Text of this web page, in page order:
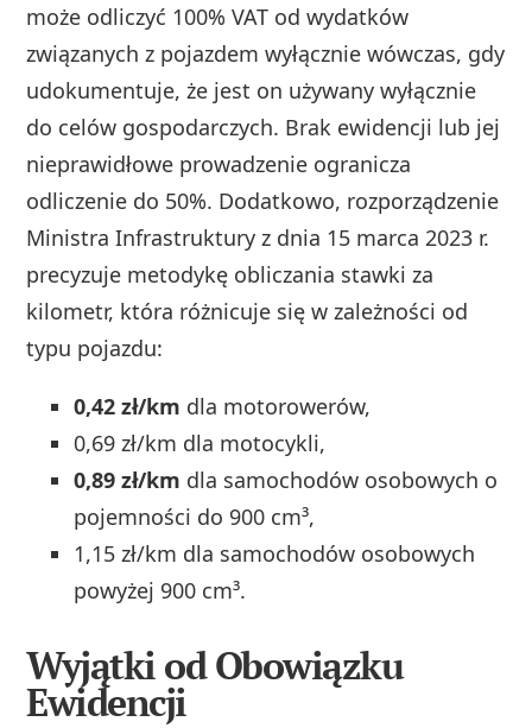
może odliczyć 100% VAT od wydatków
związanych z pojazdem wyłącznie wówczas, gdy
udokumentuje, że jest on używany wyłącznie
do celów gospodarczych. Brak ewidencji lub jej
nieprawidłowe prowadzenie ogranicza
odliczenie do 50%. Dodatkowo, rozporządzenie
Ministra Infrastruktury z dnia 15 marca 2023 r.
precyzuje metodykę obliczania stawki za
kilometr, która różnicuje się w zależności od
typu pojazdu:
0,42 zł/km dla motorowerów,
0,69 zł/km dla motocykli,
0,89 zł/km dla samochodów osobowych o
pojemności do 900 cm³,
1,15 zł/km dla samochodów osobowych
powyżej 900 cm³.
Wyjątki od Obowiązku
Ewidencji